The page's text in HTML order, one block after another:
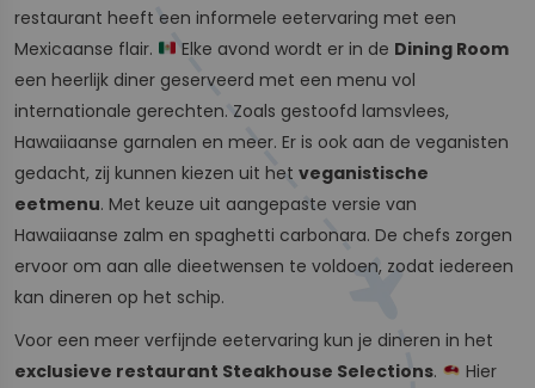
restaurant heeft een informele eetervaring met een
Mexicaanse flair.
Elke avond wordt er in de Dining Room
een heerlijk diner geserveerd met een menu vol
internationale gerechten. Zoals gestoofd lamsvlees,
Hawaiiaanse garnalen en meer. Er is ook aan de veganisten
gedacht, zij kunnen kiezen uit het veganistische
eetmenu. Met keuze uit aangepaste versie van
Hawaiiaanse zalm en spaghetti carbonara. De chefs zorgen
ervoor om aan alle dieetwensen te voldoen, zodat iedereen
kan dineren op het schip.
Voor een meer verfijnde eetervaring kun je dineren in het
exclusieve restaurant Steakhouse Selections.
Hier